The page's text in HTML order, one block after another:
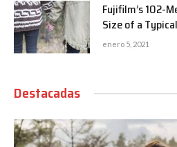
Fujifilm’s 102-
Size of a
enero 5, 2021
Destacadas